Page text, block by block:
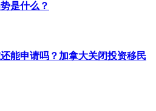
是什么？
能申请吗？加拿大关闭投资移民